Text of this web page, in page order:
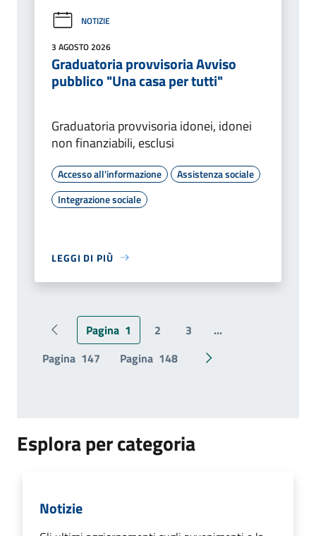
NOTIZIE
3 AGOSTO 2026
Graduatoria provvisoria Avviso
pubblico "Una casa per tutti"
Graduatoria provvisoria idonei, idonei
non finanziabili, esclusi
Accesso all'informazione
Assistenza sociale
Integrazione sociale
LEGGI DI PIÙ
Pagina precedente
Pagina 1 2 3
...
Pagina 147 Pagina 148 Pagina successiva
Esplora per categoria
Notizie